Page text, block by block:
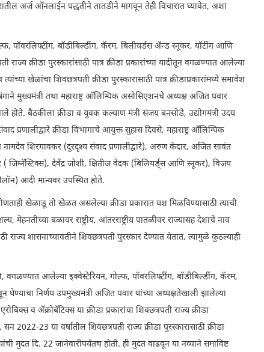
अर्ज ऑनलाईन पद्धतीने तातडीने मागवून तेही विचारात घ्यावेत, अशा
पॉवरलिफ्टींग, बॉडीबिल्डींग, कॅरम, बिलीयर्डस ॲन्ड स्नूकर, यॉटींग आणि
क्रीडा पुरस्कारांसाठी पात्र क्रीडा प्रकारांच्या यादीतून वगळण्यात आलेल्या
खेळांचा शिवछत्रपती क्रीडा पुरस्कारासाठी पात्र क्रीडाप्रकारांमध्ये समावेश
मुख्यमंत्री तथा महाराष्ट्र ऑलिम्पिक असोसिएशनचे अध्यक्ष अजित पवार
बैठकीला क्रीडा व युवक कल्याण मंत्री संजय बनसोडे, उद्योगमंत्री उदय
क्रीडा विभागाचे आयुक्त सुहास दिवसे, महाराष्ट्र ऑलिम्पिक
शिरगावकर (दूरदृश्य संवाद प्रणालीद्वारे), अरुण केदार, अजित सावंत
देवेंद्र जोशी, क्षितीज वेदक (बिलियर्ड्स आणि स्नूकर), विजय
आदी मान्यवर उपस्थित होते.
खेळाडू तो खेळत असलेल्या क्रीडा प्रकारात यश मिळविण्यासाठी त्याची
बळावर राष्ट्रीय, आंतरराष्ट्रीय पातळीवर राज्यासह देशाचे नाव
शासनाच्यावतीने शिवछत्रपती पुरस्कार देण्यात येतात, त्यामुळे कुठल्याही
वगळण्यात आलेल्या इक्वेस्टेरियन, गोल्फ, पॉवरलिफ्टींग, बॉडीबिल्डींग, कॅरम,
घेण्याचा निर्णय उपमुख्यमंत्री अजित पवार यांच्या अध्यक्षतेखाली झालेल्या
व ॲक्रोबॅटिक्स या क्रीडा प्रकारांचा शिवछत्रपती राज्य क्रीडा
2022-23 या वर्षातील शिवछत्रपती राज्य क्रीडा पुरस्कारासाठी क्रीडा
दि. 22 जानेवारीपर्यंतच होती. ही मुदत वाढवून या नव्याने समाविष्ट